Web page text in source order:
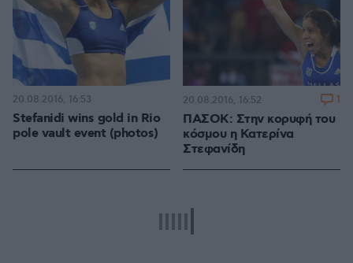
Stefanidi wins gold in Rio
pole vault event (photos)
20.08.2016, 16:53
ΠΑΣΟΚ: Στην κορυφή του
κόσμου η Κατερίνα
Στεφανίδη
20.08.2016, 16:52 1